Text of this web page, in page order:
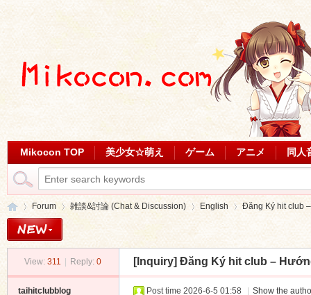
Mikocon TOP 美少女☆萌え ゲーム アニメ 同人
Forum
›
雑談&討論 (Chat & Discussion)
›
English
›
Đăng Ký hit club
View: 311 Reply: 0 [Inquiry] Đăng Ký hit club –
taihitclubblog Post time 2026-6-5 01:58 Show the